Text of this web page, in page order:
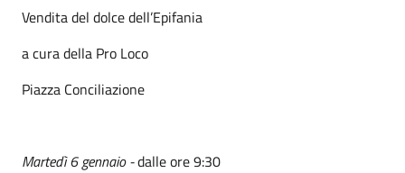
Vendita del dolce dell’Epifania
a cura della Pro Loco
Piazza Conciliazione
Martedì 6 gennaio -dalle ore 9:30